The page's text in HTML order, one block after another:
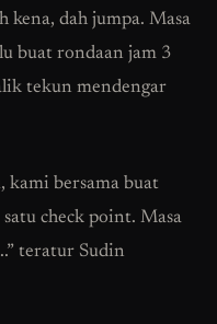
kena, dah jumpa. Masa
buat rondaan jam 3
tekun mendengar
kami bersama buat
check point. Masa
teratur Sudin